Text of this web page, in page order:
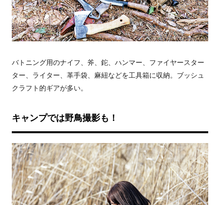
バトニング用のナイフ、斧、鉈、ハンマー、ファイヤースター
ター、ライター、革手袋、麻紐などを工具箱に収納。ブッシュ
クラフト的ギアが多い。
キャンプでは野鳥撮影も！